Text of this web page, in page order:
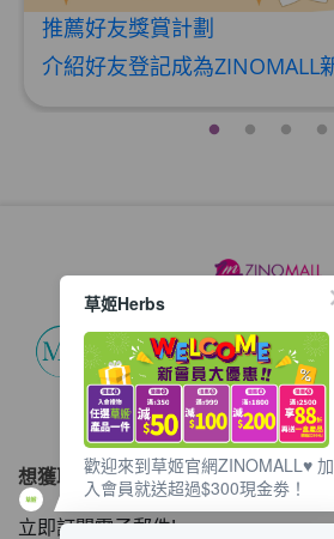
介紹好友登記成為ZINOMALL新會員並成功購物，您即可獲得$50Mall Dollar現金回贈，你的好友亦可同時獲得$50Mall Dollar現金回贈。 **舊會員必須完成首張訂單才可開通邀請好友獎賞計劃** 1. 舊會員可於 我的帳戶>>>邀請好友獎賞 中找到 好友推薦碼 (紅圈位置) 2. 會員可複製好友推薦碼並透過 Whatsapp / Facebook / Email分享給自己好友。推薦好友次數不限，介紹愈多新朋友，可獲得愈多Mall Dollar現金回贈。 3. 好友
想獲取最新的優惠資訊？
立即訂閱電子郵件!
草姬Herbs
歡迎來到草姬官網ZINOMALL♥️ 加
入會員就送超過$300現金劵！